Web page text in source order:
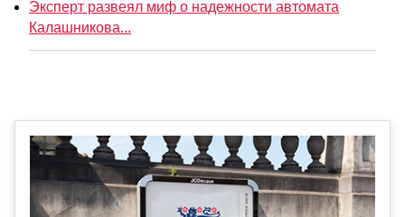
Эксперт развеял миф о надежности автомата
Калашникова...